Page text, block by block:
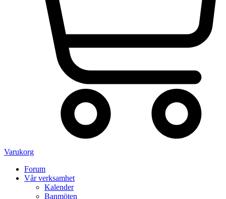
Varukorg
Forum
Vår verksamhet
Kalender
Banmöten